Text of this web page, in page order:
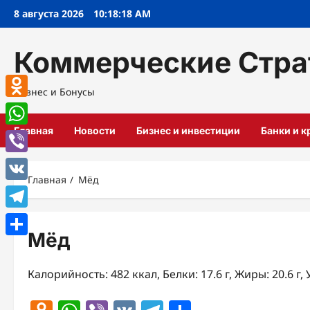
Перейти
8 августа 2026 10:18:19 AM
Коммерческие
Бизнес и Бонусы
Главная Новости Бизнес и инвестиции Банки и
Главная Мёд
Мёд
Калорийность: 482 ккал, Белки: 17.6 г, Жиры: 20.6 г,
Odnoklassniki
WhatsApp
Viber
VK
Telegram
Отправить